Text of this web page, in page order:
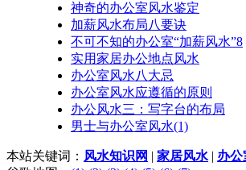
神奇的办公室风水鉴定
加薪风水布局八要诀
不可不知的办公室“加薪风水”8
实用家居办公地点风水
办公室风水八大忌
办公室风水应遵循的原则
办公风水三：写字台的布局
男士与办公室风水(1)
本站关键词： 风水知识网 家居风水| 办公